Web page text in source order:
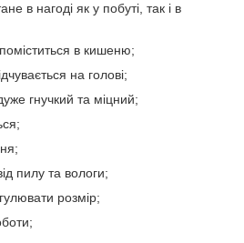
в нагоді як у побуті, так і в
в кишеню;
на голові;
гнучкий та міцний;
пилу та вологи;
розмір;